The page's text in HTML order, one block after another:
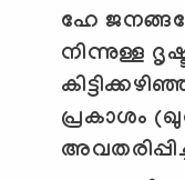
ഹേ
നിന്നുള്ള
പ്രകാശം